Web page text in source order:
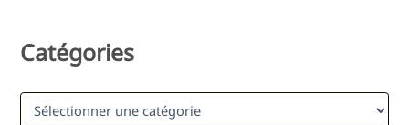
c
h
r
Catégories
C